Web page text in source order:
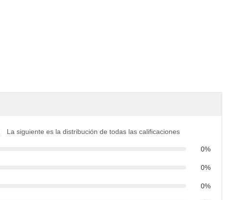
La siguiente es la distribución de todas las calificaciones
0%
0%
0%